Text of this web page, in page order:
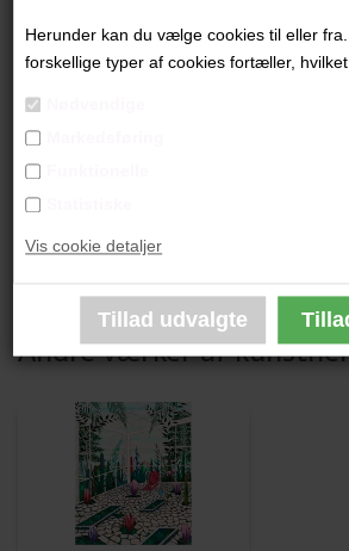
Herunder kan du vælge cookies til eller
forskellige typer af cookies fortæller,
Vis cookie detaljer
"Uden Titel"
31x22 cm.
Akvarel
Lys træglasramme
Andre værker af